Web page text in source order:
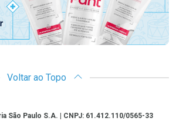
Voltar ao Topo
São Paulo S.A. | CNPJ: 61.412.110/0565-33